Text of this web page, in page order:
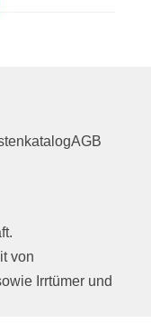
AGB
von
Irrtümer und